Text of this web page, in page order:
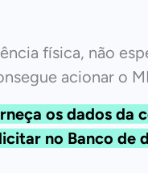
física, não
acionar o
os dados da
no Banco de